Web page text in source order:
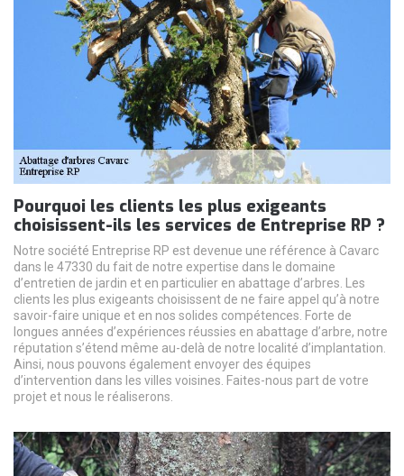
Pourquoi les clients les plus exigeants
choisissent-ils les services de Entreprise RP ?
Notre société Entreprise RP est devenue une référence à Cavarc
dans le 47330 du fait de notre expertise dans le domaine
d’entretien de jardin et en particulier en abattage d’arbres. Les
clients les plus exigeants choisissent de ne faire appel qu’à notre
savoir-faire unique et en nos solides compétences. Forte de
longues années d’expériences réussies en abattage d’arbre, notre
réputation s’étend même au-delà de notre localité d’implantation.
Ainsi, nous pouvons également envoyer des équipes
d’intervention dans les villes voisines. Faites-nous part de votre
projet et nous le réaliserons.